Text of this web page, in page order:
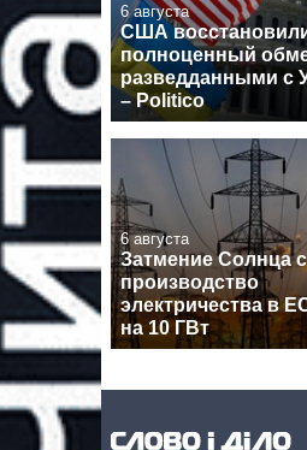
6 августа
США
полноценный
разведданными с
– Politico
6 августа
Затмение Солнца
производство
электричества в
на 10 ГВт